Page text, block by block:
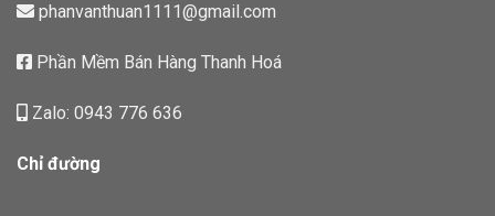
phanvanthuan1111@gmail.com
Phần Mềm Bán Hàng Thanh Hoá
Zalo: 0943 776 636
Chỉ đường